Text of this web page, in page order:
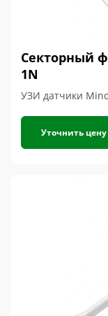
Секторный
1N
УЗИ датчики
Уточнить цену